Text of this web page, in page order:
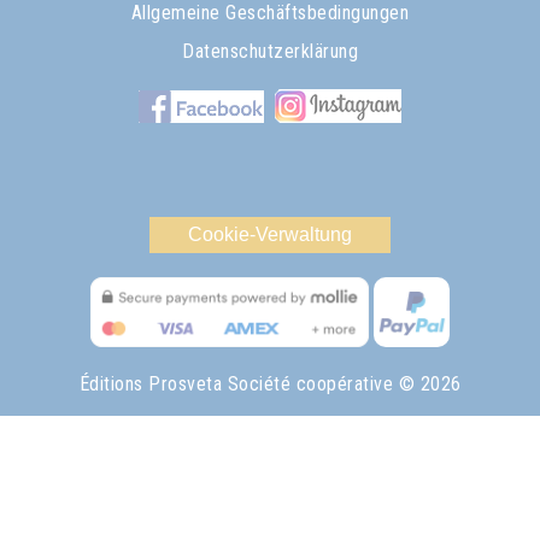
Allgemeine Geschäftsbedingungen
Datenschutzerklärung
Cookie-Verwaltung
Éditions Prosveta Société coopérative © 2026